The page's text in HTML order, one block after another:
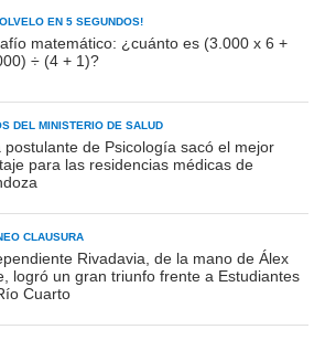
EN 5 SEGUNDOS!
matemático: ¿cuánto es (3.000 x 6 +
÷ (4 + 1)?
DEL MINISTERIO DE SALUD
postulante de Psicología sacó el mejor
para las residencias médicas de
CLAUSURA
Rivadavia, de la mano de Álex
logró un gran triunfo frente a Estudiantes
Cuarto